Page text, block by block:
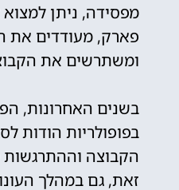
מפסידה, ניתן
פארק, מעודדים את
ומשתרשים את
בשנים האחרונות,
בפופולריות הודות
הקבוצה
זאת, גם במהלך